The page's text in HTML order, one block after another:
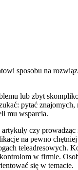
sposobu na
lub zbyt
pytać znajomych,
mu wsparcia.
czy
na pewno
teleadresowych.
w firmie.
się w temacie.